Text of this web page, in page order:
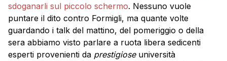
sdoganarli sul piccolo schermo. Nessuno vuole
puntare il dito contro Formigli, ma quante volte
guardando i talk del mattino, del pomeriggio o della
sera abbiamo visto parlare a ruota libera sedicenti
esperti provenienti da prestigioseuniversità